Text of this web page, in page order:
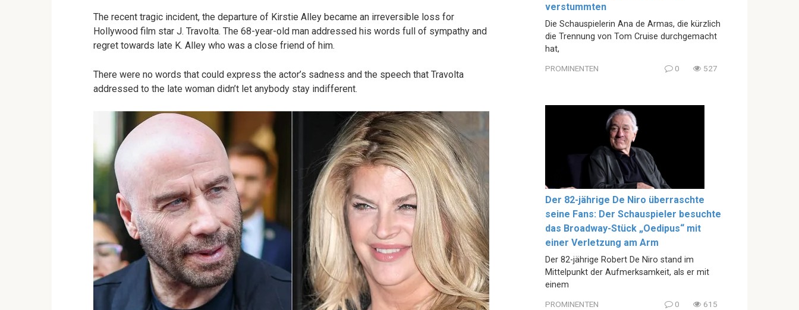
The recent tragic incident, the departure of Kirstie Alley became an irreversible loss for
Hollywood film star J. Travolta. The 68-year-old man addressed his words full of sympathy and
regret towards late K. Alley who was a close friend of him.
There were no words that could express the actor’s sadness and the speech that Travolta
addressed to the late woman didn’t let anybody stay indifferent.
verstummten
Die Schauspielerin Ana de Armas, die kürzlich
die Trennung von Tom Cruise durchgemacht
hat,
PROMINENTEN 0 527
Der 82-jährige De Niro überraschte
seine Fans: Der Schauspieler besuchte
das Broadway-Stück „Oedipus“ mit
einer Verletzung am Arm
Der 82-jährige Robert De Niro stand im
Mittelpunkt der Aufmerksamkeit, als er mit
einem
PROMINENTEN 0 615